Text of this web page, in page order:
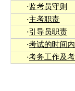
·监考员守则
·主考职责
·引导员职责
·考试的时间
·考务工作及